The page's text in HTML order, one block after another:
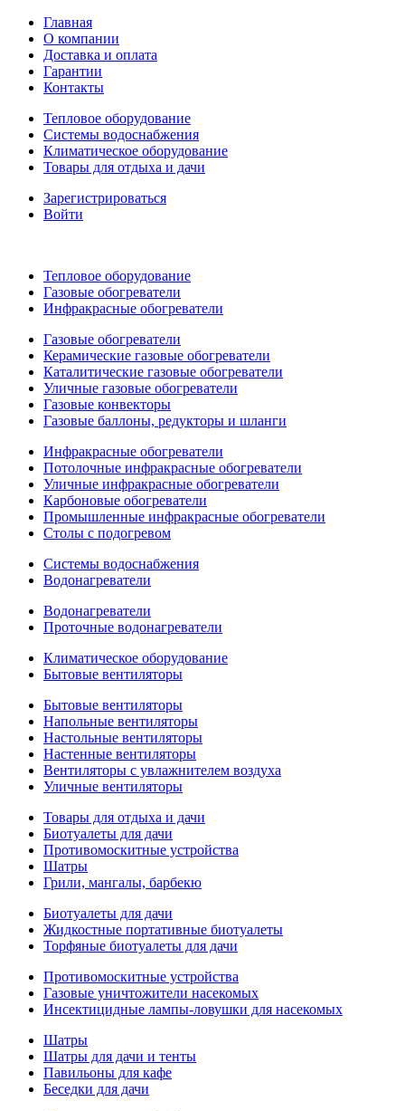
Главная
О компании
Доставка и оплата
Гарантии
Контакты
Тепловое оборудование
Системы водоснабжения
Климатическое оборудование
Товары для отдыха и дачи
Зарегистрироваться
Войти
Тепловое оборудование
Газовые обогреватели
Инфракрасные обогреватели
Газовые обогреватели
Керамические газовые обогреватели
Каталитические газовые обогреватели
Уличные газовые обогреватели
Газовые конвекторы
Газовые баллоны, редукторы и шланги
Инфракрасные обогреватели
Потолочные инфракрасные обогреватели
Уличные инфракрасные обогреватели
Карбоновые обогреватели
Промышленные инфракрасные обогреватели
Столы с подогревом
Системы водоснабжения
Водонагреватели
Водонагреватели
Проточные водонагреватели
Климатическое оборудование
Бытовые вентиляторы
Бытовые вентиляторы
Напольные вентиляторы
Настольные вентиляторы
Настенные вентиляторы
Вентиляторы с увлажнителем воздуха
Уличные вентиляторы
Товары для отдыха и дачи
Биотуалеты для дачи
Противомоскитные устройства
Шатры
Грили, мангалы, барбекю
Биотуалеты для дачи
Жидкостные портативные биотуалеты
Торфяные биотуалеты для дачи
Противомоскитные устройства
Газовые уничтожители насекомых
Инсектицидные лампы-ловушки для насекомых
Шатры
Шатры для дачи и тенты
Павильоны для кафе
Беседки для дачи